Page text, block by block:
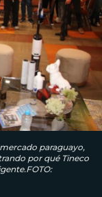
paraguayo,
por qué Tineco